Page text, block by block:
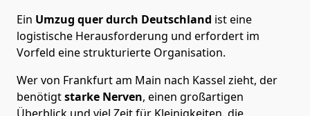
Ein Umzug quer durch Deutschland ist eine
logistische Herausforderung und erfordert im
Vorfeld eine strukturierte Organisation.
Wer von Frankfurt am Main nach Kassel zieht, der
benötigtstarke Nerven, einen großartigen